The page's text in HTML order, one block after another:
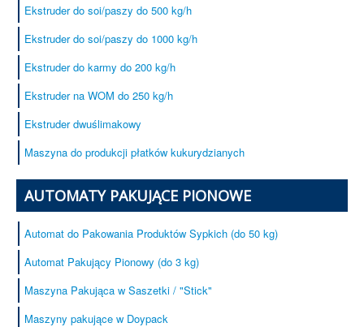
Certyfikaty
Referencje
Kontakt
Usługi pakowania produktów sypkich
Ekstruder do soi/paszy do 500 kg/h
Ekstruder do soi/paszy do 1000 kg/h
Ekstruder do karmy do 200 kg/h
Ekstruder na WOM do 250 kg/h
Ekstruder dwuślimakowy
Maszyna do produkcji płatków kukurydzianych
AUTOMATY PAKUJĄCE PIONOWE
Automat do Pakowania Produktów Sypkich (do 50 kg)
Automat Pakujący Pionowy (do 3 kg)
Maszyna Pakująca w Saszetki / "Stick"
Maszyny pakujące w Doypack